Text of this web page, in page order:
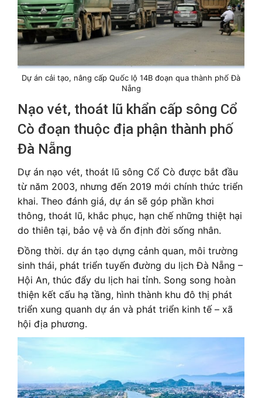
Dự án cải tạo, nâng cấp Quốc lộ 14B đoạn qua thành phố Đà
Nẵng
Nạo vét, thoát lũ khẩn cấp sông Cổ
Cò đoạn thuộc địa phận thành phố
Đà Nẵng
Dự án nạo vét, thoát lũ sông Cổ Cò được bắt đầu
từ năm 2003, nhưng đến 2019 mới chính thức triển
khai. Theo đánh giá, dự án sẽ góp phần khơi
thông, thoát lũ, khắc phục, hạn chế những thiệt hại
do thiên tại, bảo vệ và ổn định đời sống nhân.
Đồng thời. dự án tạo dựng cảnh quan, môi trường
sinh thái, phát triển tuyến đường du lịch Đà Nẵng –
Hội An, thúc đẩy du lịch hai tỉnh. Song song hoàn
thiện kết cấu hạ tầng, hình thành khu đô thị phát
triển xung quanh dự án và phát triển kinh tế – xã
hội địa phương.